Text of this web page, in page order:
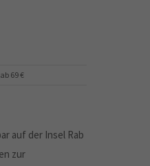
69 €
auf der Insel Rab
zur